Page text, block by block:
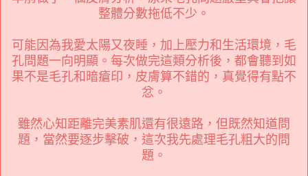
整體分數拖低不少。
可能因為我愛太陽又夜睡，加上壓力和生活環境，毛
孔問題一向明顯。每次做完這類分析後，都會聽到如
果不是毛孔和暗瘡印，皮膚算不錯的，真覺得有點不
忿 。
雖然心知距離完美素肌還有很遠路，但既然知道問
題，當然要逐步擊破，這次我先處理毛孔粗大的問
題。